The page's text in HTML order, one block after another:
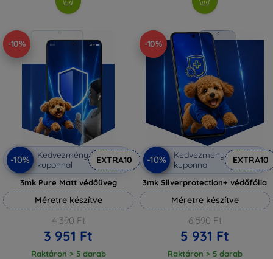
-10%
-10%
Kedvezmény
kuponnal
EXTRA10
3mk Pure Matt védőüveg
Méretre készítve
4 390 Ft
3 951 Ft
Raktáron > 5 darab
-10%
-10%
Kedvezmény
kuponnal
EXTRA10
3mk Silverprotection+ védőfólia
Méretre készítve
6 590 Ft
5 931 Ft
Raktáron > 5 darab